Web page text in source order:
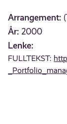
Arrangement:
År: 2000
Lenke:
FULLTEKST: